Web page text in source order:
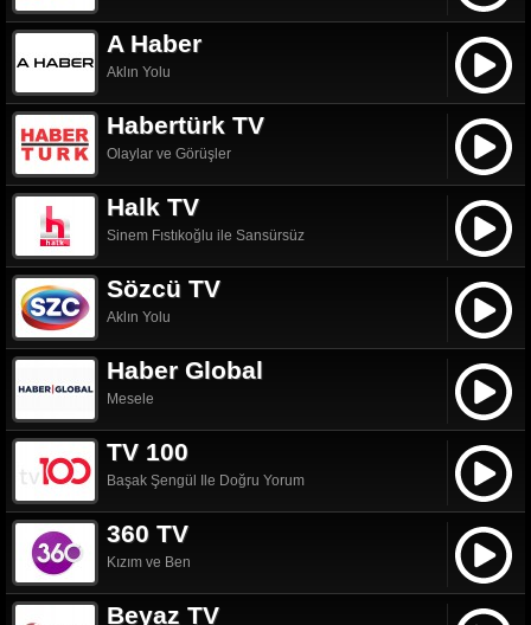
A Haber
Aklın Yolu
Habertürk TV
Olaylar ve Görüşler
Halk TV
Sinem Fıstıkoğlu ile Sansürsüz
Sözcü TV
Aklın Yolu
Haber Global
Mesele
TV 100
Başak Şengül Ile Doğru Yorum
360 TV
Kızım ve Ben
Beyaz TV